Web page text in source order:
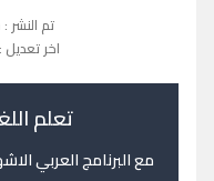
تم النشر : July 6, 2026 9:36 pm
اخر تعديل : July 6, 2026 9:36 pm
تعلم